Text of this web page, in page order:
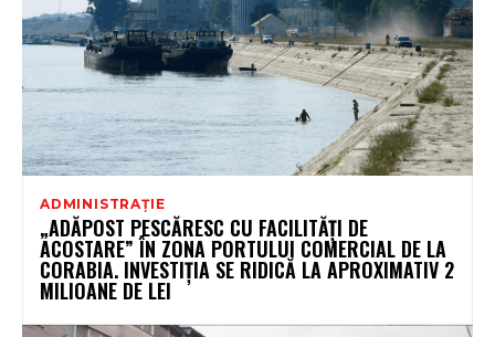
ADMINISTRAȚIE
„ADĂPOST PESCĂRESC CU FACILITĂȚI DE
ACOSTARE” ÎN ZONA PORTULUI COMERCIAL DE LA
CORABIA. INVESTIȚIA SE RIDICĂ LA APROXIMATIV 2
MILIOANE DE LEI